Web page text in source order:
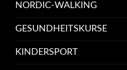
NORDIC-WALKING
GESUNDHEITSKURSE
KINDERSPORT